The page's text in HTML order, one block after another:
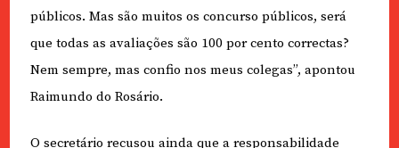
públicos. Mas são muitos os concurso públicos, será
que todas as avaliações são 100 por cento correctas?
Nem sempre, mas confio nos meus colegas”, apontou
Raimundo do Rosário.
O secretário recusou ainda que a responsabilidade